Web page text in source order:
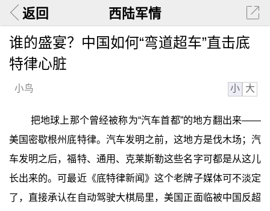
返回 西陆军情
谁的盛宴？中国如何“弯道超车”直击底
特律心脏
小鸟 小 大
把地球上那个曾经被称为“汽车首都”的地方翻出来——
美国密歇根州底特律。汽车发明之前，这地方是伐木场；汽
车发明之后，福特、通用、克莱斯勒这些名字可都是从这儿
长出来的。可最近《底特律新闻》这个老牌子媒体可不淡定
了，直接承认在自动驾驶大棋局里，美国正面临被中国反超